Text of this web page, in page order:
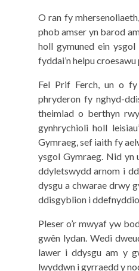
O ran fy
phob amser yn barod
holl gymuned ein
fyddai’n helpu
Fel Prif Ferch, un o
phryderon fy nghyd-
theimlad o berthyn
gynhrychioli holl
Gymraeg, sef iaith fy
ysgol Gymraeg. Nid yn
ddyletswydd arnom i
dysgu a chwarae drwy
ddisgyblion i
Pleser o’r mwyaf yw
gwên lydan. Wedi
lawer i ddysgu am y
lwyddwn i gyrraedd y